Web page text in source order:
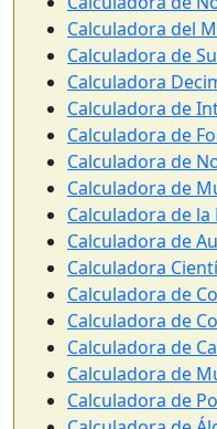
Calculadora del
Calculadora de
Calculadora
Calculadora de
Calculadora de
Calculadora de
Calculadora de
Calculadora de
Calculadora de
Calculadora
Calculadora de
Calculadora de
Calculadora de
Calculadora de
Calculadora de